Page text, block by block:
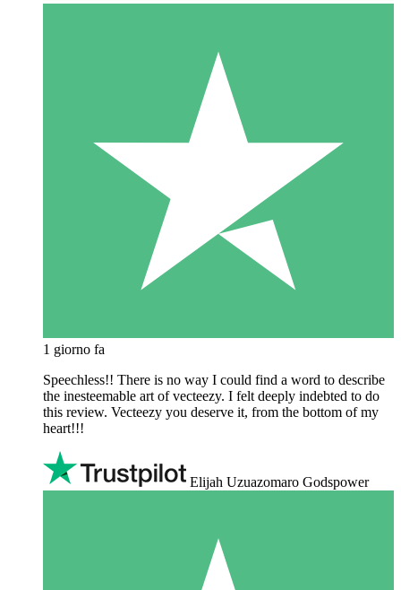
1 giorno fa
Speechless!! There is no way I could find a word to describe
the inesteemable art of vecteezy. I felt deeply indebted to do
this review. Vecteezy you deserve it, from the bottom of my
heart!!!
Elijah Uzuazomaro Godspower